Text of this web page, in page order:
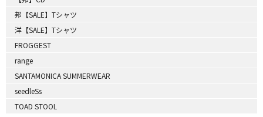
邦【SALE】Tシャツ
洋【SALE】Tシャツ
FROGGEST
range
SANTAMONICA SUMMERWEAR
seedleSs
TOAD STOOL